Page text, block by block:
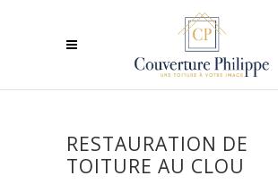
RESTAURATION DE
TOITURE AU CLOU